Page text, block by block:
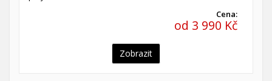
Cena:
od 3 990 Kč
Zobrazit